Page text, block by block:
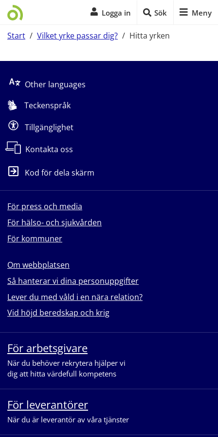
Logga in Sök Meny
Start / Vilket yrke passar dig? / Hitta yrken
Other languages
Teckenspråk
Tillgänglighet
Kontakta oss
Kod för dela skärm
För press och media
För hälso- och sjukvården
För kommuner
Om webbplatsen
Så hanterar vi dina personuppgifter
Lever du med våld i en nära relation?
Vid höjd beredskap och krig
För arbetsgivare
När du behöver rekrytera hjälper vi
dig att hitta värdefull kompetens
För leverantörer
När du är leverantör av våra tjänster